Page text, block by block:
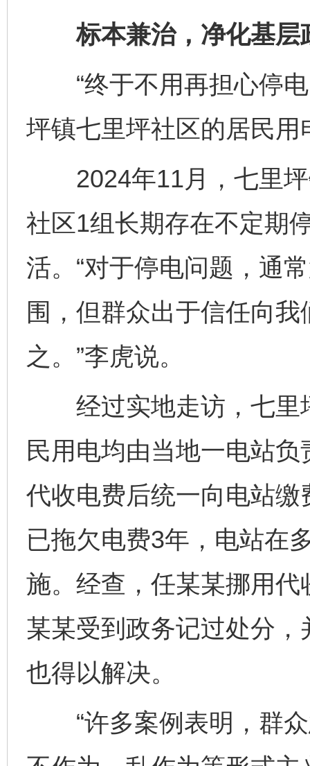
标本兼治，净化基层
“终于不用再担心停电
坪镇七里坪社区的居民
2024年11月，七里坪
社区1组长期存在不定期
活。“对于停电问题，通
围，但群众出于信任向
之。”李虎说。
经过实地走访，七里
民用电均由当地一电站
代收电费后统一向电站
已拖欠电费3年，电站在
施。经查，任某某挪用
某某受到政务记过处分
也得以解决。
“许多案例表明，群众